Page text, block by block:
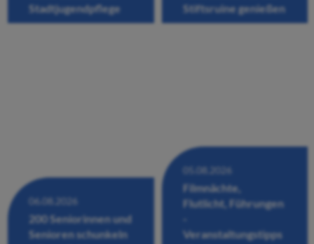
Stadtjugendpflege
Stiftsruine genießen
06.08.2026
200 Seniorinnen und
Senioren schunkeln
05.08.2026
Filmnächte,
Flutlicht, Führungen
Veranstaltungstipps